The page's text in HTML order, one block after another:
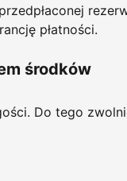
płatności.
środków
Do tego